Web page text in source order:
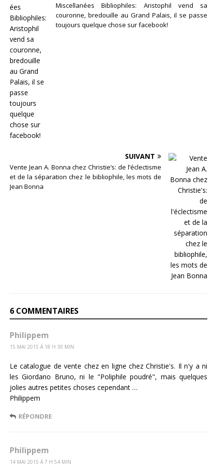
Miscellanées Bibliophiles: Aristophil vend sa
couronne, bredouille au Grand Palais, il se passe
toujours quelque chose sur facebook!
SUIVANT
Vente Jean A. Bonna chez Christie’s: de l’éclectisme
et de la séparation chez le bibliophile, les mots de
Jean Bonna
6 COMMENTAIRES
Philippem
15 MAI 2015 Á 18 H 30 MIN
Le catalogue de vente chez en ligne chez Christie's. Il n'y a ni
les Giordano Bruno, ni le "Poliphile poudré", mais quelques
jolies autres petites choses cependant …
Philippem
RÉPONDRE
Philippem
14 MAI 2015 Á 7 H 54 MIN